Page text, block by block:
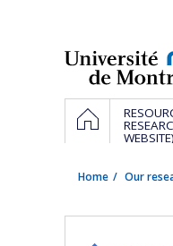
Navigation
principale
HOME
WEBSITE)
Home Our